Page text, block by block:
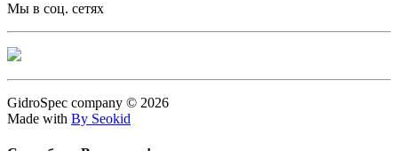
Мы в соц. сетях
GidroSpec company © 2026
Made with By Seokid